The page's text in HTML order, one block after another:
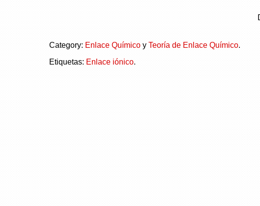
Category: Enlace Químicoy Teoría de Enlace Químico.
Etiquetas: Enlace iónico.